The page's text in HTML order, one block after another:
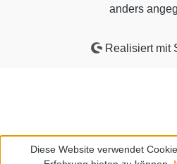
anders
Realisiert mit
Diese Website verwendet